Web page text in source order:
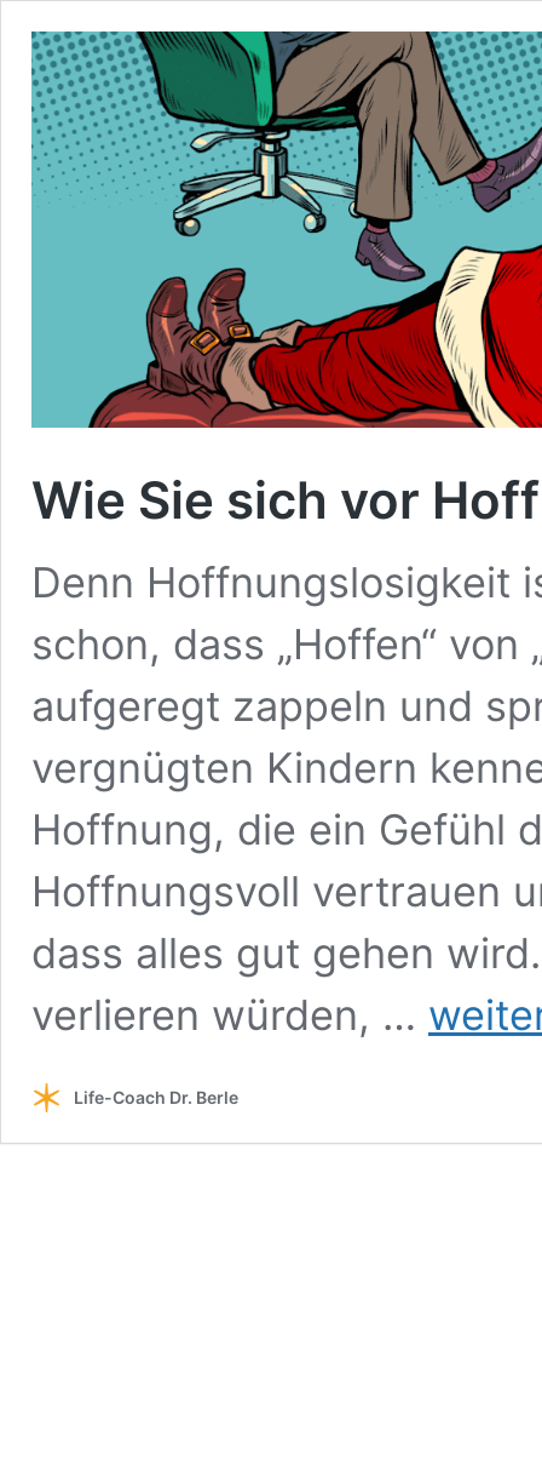
Wie Sie sich vor
Denn Hoffnungslosigkeit
schon, dass „Hoffen“ von
aufgeregt zappeln und
vergnügten Kindern
Hoffnung, die ein Gefühl
Hoffnungsvoll vertrauen
dass alles gut gehen
verlieren würden, …
Sie
Life-Coach Dr. Berle